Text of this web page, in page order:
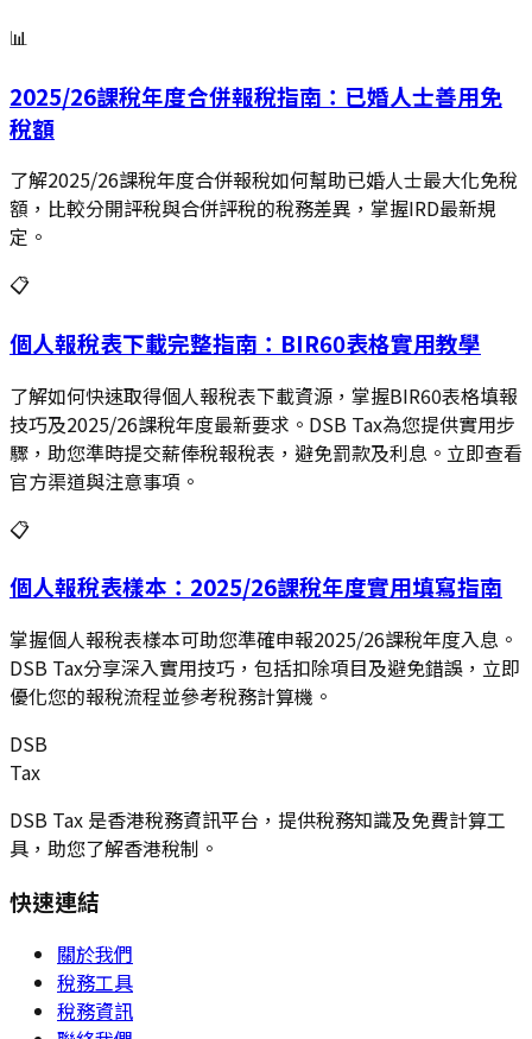
📊
2025/26課稅年度合併報稅指南：已婚人士善用免
稅額
了解2025/26課稅年度合併報稅如何幫助已婚人士最大化免稅
額，比較分開評稅與合併評稅的稅務差異，掌握IRD最新規
定。
📋
個人報稅表下載完整指南：BIR60表格實用教學
了解如何快速取得個人報稅表下載資源，掌握BIR60表格填報
技巧及2025/26課稅年度最新要求。DSB Tax為您提供實用步
驟，助您準時提交薪俸稅報稅表，避免罰款及利息。立即查看
官方渠道與注意事項。
📋
個人報稅表樣本：2025/26課稅年度實用填寫指南
掌握個人報稅表樣本可助您準確申報2025/26課稅年度入息。
DSB Tax分享深入實用技巧，包括扣除項目及避免錯誤，立即
優化您的報稅流程並參考稅務計算機。
DSB
Tax
DSB Tax 是香港稅務資訊平台，提供稅務知識及免費計算工
具，助您了解香港稅制。
快速連結
關於我們
稅務工具
稅務資訊